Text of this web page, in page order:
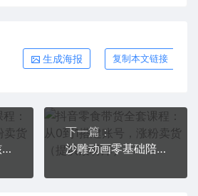
生成海报 复制本文链接
大飞无人直播硬核爆单技术，轻松玩转无人直播
下一篇：
沙雕动画零基础陪跑班，掌握账号运营技巧，小白有电脑就能操作（价值668）